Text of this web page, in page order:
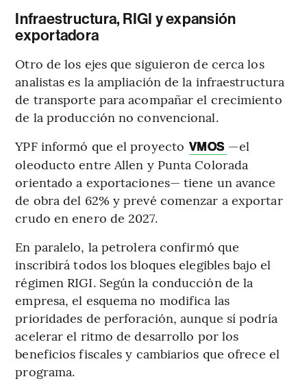
Infraestructura, RIGI y expansión
exportadora
Otro de los ejes que siguieron de cerca los
analistas es la ampliación de la infraestructura
de transporte para acompañar el crecimiento
de la producción no convencional.
YPF informó que el proyecto VMOS —el
oleoducto entre Allen y Punta Colorada
orientado a exportaciones— tiene un avance
de obra del 62% y prevé comenzar a exportar
crudo en enero de 2027.
En paralelo, la petrolera confirmó que
inscribirá todos los bloques elegibles bajo el
régimen RIGI. Según la conducción de la
empresa, el esquema no modifica las
prioridades de perforación, aunque sí podría
acelerar el ritmo de desarrollo por los
beneficios fiscales y cambiarios que ofrece el
programa.